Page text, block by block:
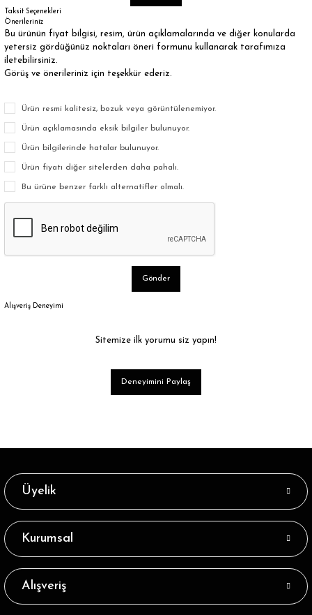
Taksit Seçenekleri
Önerileriniz
Bu ürünün fiyat bilgisi, resim, ürün açıklamalarında ve diğer konularda
yetersiz gördüğünüz noktaları öneri formunu kullanarak tarafımıza
iletebilirsiniz.
Görüş ve önerileriniz için teşekkür ederiz.
Ürün resmi kalitesiz, bozuk veya görüntülenemiyor.
Ürün açıklamasında eksik bilgiler bulunuyor.
Ürün bilgilerinde hatalar bulunuyor.
Ürün fiyatı diğer sitelerden daha pahalı.
Bu ürüne benzer farklı alternatifler olmalı.
Gönder
Alışveriş Deneyimi
Sitemize ilk yorumu siz yapın!
Deneyimini Paylaş
Üyelik
Kurumsal
Alışveriş